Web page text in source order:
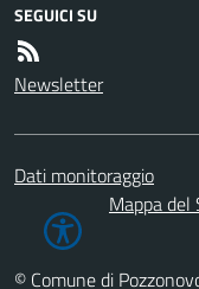
SEGUICI SU
Newsletter
Dati monitoraggio
Mappa del
© Comune di